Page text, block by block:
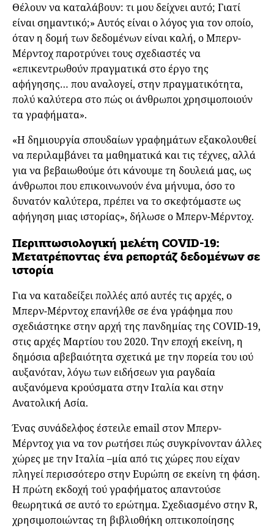
Θέλουν να καταλάβουν: τι μου δείχνει αυτό; Γιατί
είναι σημαντικό;» Αυτός είναι ο λόγος για τον οποίο,
όταν η δομή των δεδομένων είναι καλή, ο Μπερν-
Μέρντοχ παροτρύνει τους σχεδιαστές να
«επικεντρωθούν πραγματικά στο έργο της
αφήγησης… που αναλογεί, στην πραγματικότητα,
πολύ καλύτερα στο πώς οι άνθρωποι χρησιμοποιούν
τα γραφήματα».
«Η δημιουργία σπουδαίων γραφημάτων εξακολουθεί
να περιλαμβάνει τα μαθηματικά και τις τέχνες, αλλά
για να βεβαιωθούμε ότι κάνουμε τη δουλειά μας, ως
άνθρωποι που επικοινωνούν ένα μήνυμα, όσο το
δυνατόν καλύτερα, πρέπει να το σκεφτόμαστε ως
αφήγηση μιας ιστορίας», δήλωσε ο Μπερν-Μέρντοχ.
Περιπτωσιολογική μελέτη COVID-19:
Μετατρέποντας ένα ρεπορτάζ δεδομένων σε
ιστορία
Για να καταδείξει πολλές από αυτές τις αρχές, ο
Μπερν-Μέρντοχ επανήλθε σε ένα γράφημα που
σχεδιάστηκε στην αρχή της πανδημίας της COVID-19,
στις αρχές Μαρτίου του 2020. Την εποχή εκείνη, η
δημόσια αβεβαιότητα σχετικά με την πορεία του ιού
αυξανόταν, λόγω των ειδήσεων για ραγδαία
αυξανόμενα κρούσματα στην Ιταλία και στην
Ανατολική Ασία.
Ένας συνάδελφος έστειλε email στον Μπερν-
Μέρντοχ για να τον ρωτήσει πώς συγκρίνονταν άλλες
χώρες με την Ιταλία –μία από τις χώρες που είχαν
πληγεί περισσότερο στην Ευρώπη σε εκείνη τη φάση.
Η πρώτη εκδοχή τού γραφήματος απαντούσε
θεωρητικά σε αυτό το ερώτημα. Σχεδιασμένο στην R,
χρησιμοποιώντας τη βιβλιοθήκη οπτικοποίησης